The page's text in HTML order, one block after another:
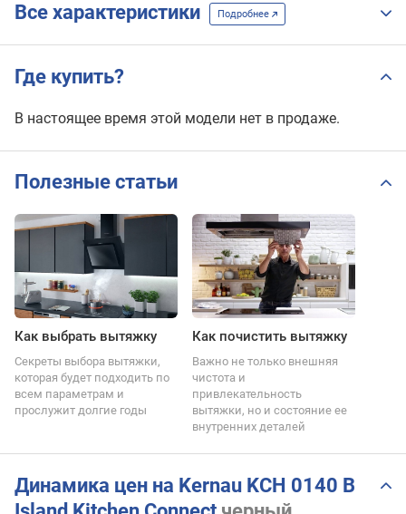
Все характеристики Подробнее
Где купить?
В настоящее время этой модели нет в продаже.
Полезные статьи
Как выбрать вытяжку
Секреты выбора вытяжки,
которая будет подходить по
всем параметрам и
прослужит долгие годы
Как почистить вытяжку
Важно не только внешняя
чистота и
привлекательность
вытяжки, но и состояние ее
внутренних деталей
Динамика цен на Kernau KCH 0140 B